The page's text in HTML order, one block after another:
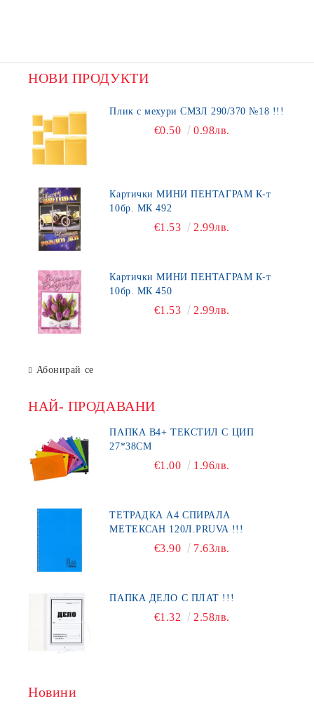
НОВИ ПРОДУКТИ
Плик с мехури СМЗЛ 290/370 №18 !!!
€0.50 0.98лв.
Картички МИНИ ПЕНТАГРАМ К-т
10бр. МК 492
€1.53 2.99лв.
Картички МИНИ ПЕНТАГРАМ К-т
10бр. МК 450
€1.53 2.99лв.
Абонирай се
НАЙ- ПРОДАВАНИ
ПАПКА В4+ ТЕКСТИЛ С ЦИП
27*38СМ
€1.00 1.96лв.
ТЕТРАДКА А4 СПИРАЛА
МЕТЕКСАН 120Л.PRUVA !!!
€3.90 7.63лв.
ПАПКА ДЕЛО С ПЛАТ !!!
€1.32 2.58лв.
Новини